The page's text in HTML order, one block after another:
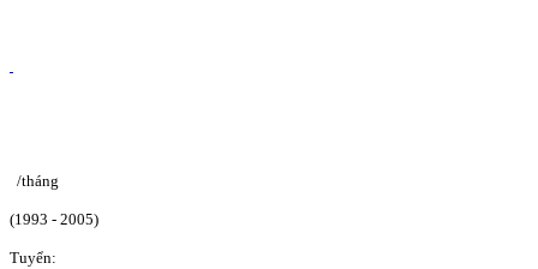
/tháng
(1993 - 2005)
Tuyển: